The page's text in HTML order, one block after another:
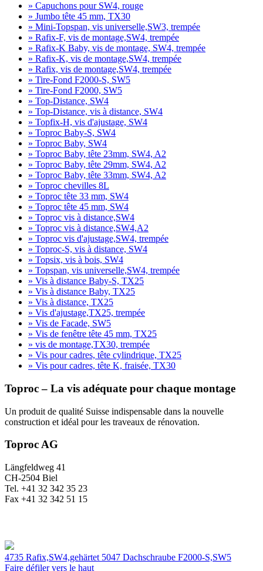
» Capuchons pour SW4, rouge
» Jumbo tête 45 mm, TX30
» Mini-Topspan, vis universelle,SW3, trempée
» Rafix-F, vis de montage,SW4, trempée
» Rafix-K Baby, vis de montage, SW4, trempée
» Rafix-K, vis de montage,SW4, trempée
» Rafix, vis de montage,SW4, trempée
» Tire-Fond F2000-S, SW5
» Tire-Fond F2000, SW5
» Top-Distance, SW4
» Top-Distance, vis à distance, SW4
» Topfix-H, vis d'ajustage, SW4
» Toproc Baby-S, SW4
» Toproc Baby, SW4
» Toproc Baby, tête 23mm, SW4, A2
» Toproc Baby, tête 29mm, SW4, A2
» Toproc Baby, tête 33mm, SW4, A2
» Toproc chevilles 8L
» Toproc tête 33 mm, SW4
» Toproc tête 45 mm, SW4
» Toproc vis à distance,SW4
» Toproc vis à distance,SW4,A2
» Toproc vis d'ajustage,SW4, trempée
» Toproc-S, vis à distance, SW4
» Topsix, vis à bois, SW4
» Topspan, vis universelle,SW4, trempée
» Vis à distance Baby-S, TX25
» Vis à distance Baby, TX25
» Vis à distance, TX25
» Vis d'ajustage,TX25, trempée
» Vis de Facade, SW5
» Vis de fenêtre tête 45 mm, TX25
» vis de montage,TX30, trempée
» Vis pour cadres, tête cylindrique, TX25
» Vis pour cadres, tête K, fraisée, TX30
Toproc – La vis adéquate pour chaque montage
Un produit de qualité Suisse indispensable dans la nouvelle
construction et idéal pour les traveaux de rénovation.
Toproc AG
Längfeldweg 41
CH-2504 Biel
Tel. +41 32 342 35 23
Fax +41 32 342 51 15
4735 Rafix,SW4,gehärtet 5047 Dachschraube F2000-S,SW5
Faire défiler vers le haut